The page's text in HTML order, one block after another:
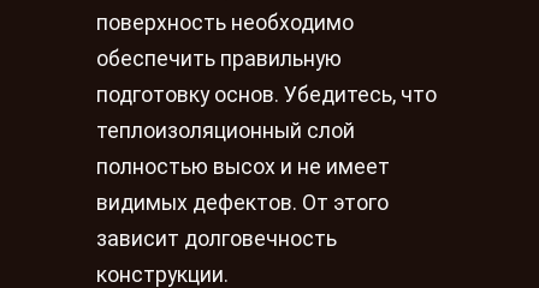
поверхность необходимо
обеспечить правильную
подготовку основ. Убедитесь, что
теплоизоляционный слой
полностью высох и не имеет
видимых дефектов. От этого
зависит долговечность
конструкции.